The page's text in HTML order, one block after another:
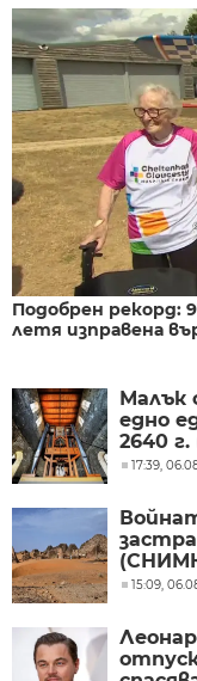
Подобрен рекорд:
летя изправена
Малък
едно
2640
17:39,
15:09,